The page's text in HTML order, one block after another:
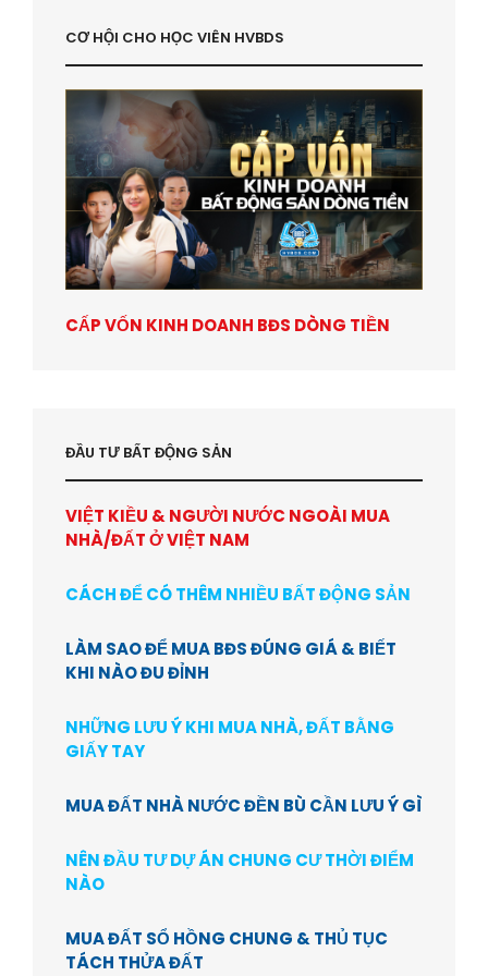
CƠ HỘI CHO HỌC VIÊN HVBDS
CẤP VỐN KINH DOANH BĐS DÒNG TIỀN
ĐẦU TƯ BẤT ĐỘNG SẢN
VIỆT KIỀU & NGƯỜI NƯỚC NGOÀI MUA
NHÀ/ĐẤT Ở VIỆT NAM
CÁCH ĐỂ CÓ THÊM NHIỀU BẤT ĐỘNG SẢN
LÀM SAO ĐỂ MUA BĐS ĐÚNG GIÁ & BIẾT
KHI NÀO ĐU ĐỈNH
NHỮNG LƯU Ý KHI MUA NHÀ, ĐẤT BẰNG
GIẤY TAY
MUA ĐẤT NHÀ NƯỚC ĐỀN BÙ CẦN LƯU Ý GÌ
NÊN ĐẦU TƯ DỰ ÁN CHUNG CƯ THỜI ĐIỂM
NÀO
MUA ĐẤT SỔ HỒNG CHUNG & THỦ TỤC
TÁCH THỬA ĐẤT